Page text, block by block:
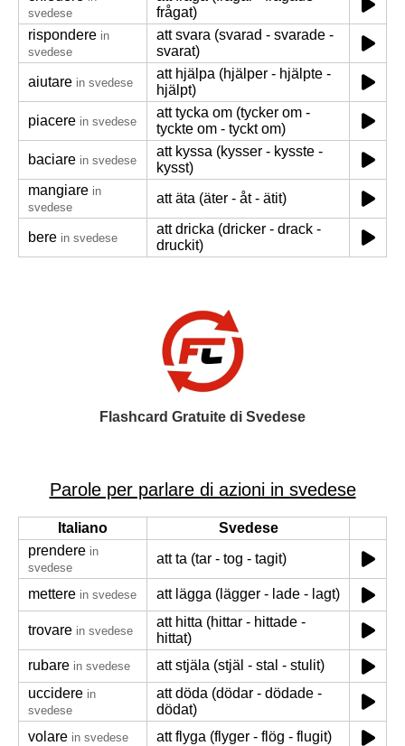
svedese
frågat)
rispondere in
svedese
att svara (svarad - svarade -
svarat)
aiutare in svedese
att hjälpa (hjälper - hjälpte -
hjälpt)
piacere in svedese
att tycka om (tycker om -
tyckte om - tyckt om)
baciare in svedese
att kyssa (kysser - kysste -
kysst)
mangiare in
svedese
att äta (äter - åt - ätit)
bere in svedese
att dricka (dricker - drack -
druckit)
Flashcard Gratuite di Svedese
Parole per parlare di azioni in svedese
Italiano
Svedese
prendere in
svedese
att ta (tar - tog - tagit)
mettere in svedese att lägga (lägger - lade - lagt)
trovare in svedese
att hitta (hittar - hittade -
hittat)
rubare in svedese
att stjäla (stjäl - stal - stulit)
uccidere in
svedese
att döda (dödar - dödade -
dödat)
volare in svedese
att flyga (flyger - flög - flugit)